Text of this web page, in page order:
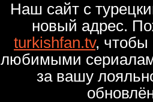
Наш сайт с
новый адрес.
turkishfan.tv, чтобы
любимыми
за вашу